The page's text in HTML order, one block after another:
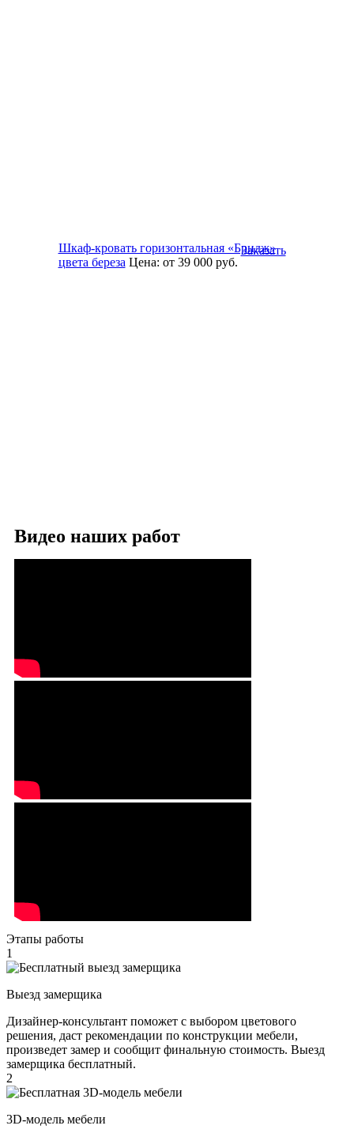
Шкаф-кровать горизонтальная «Бридж»
цвета береза Цена: от 39 000руб.
Заказать
Видео наших работ
Этапы работы
1
Выезд замерщика
Дизайнер-консультант поможет с выбором цветового
решения, даст рекомендации по конструкции мебели,
произведет замер и сообщит финальную стоимость. Выезд
замерщика бесплатный.
2
3D-модель мебели